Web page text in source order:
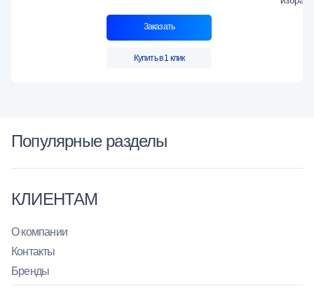
Заказать
Купить в 1 клик
Популярные разделы
КЛИЕНТАМ
О компании
Контакты
Бренды